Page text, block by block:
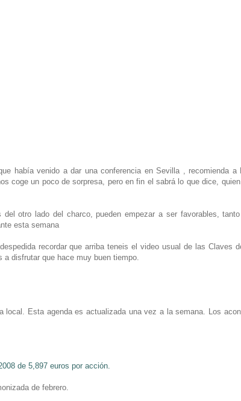
había venido a dar una conferencia en Sevilla , recomienda
coge un poco de sorpresa, pero en fin el sabrá lo que dice,
otro lado del charco, pueden empezar a ser favorables,
esta semana
recordar que arriba teneis el video usual de las Claves
disfrutar que hace muy buen tiempo.
Esta agenda es actualizada una vez a la semana. Los
de 5,897 euros por acción.
de febrero.